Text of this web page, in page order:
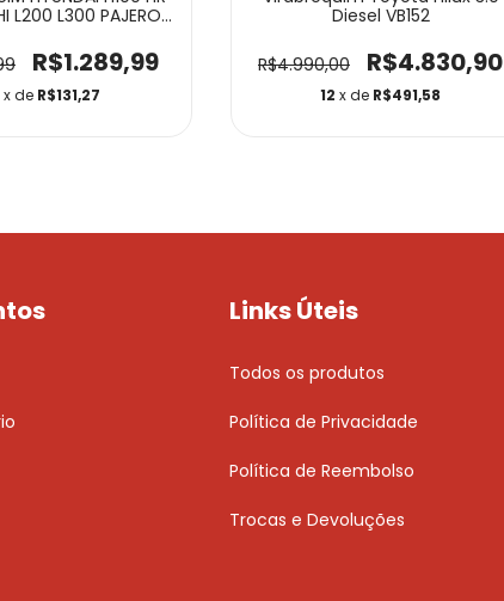
L200 L300 PAJERO
14MM
R$1.289,99
x de R$131,27
Diesel VB152
R$4.990,00 R$4.830,90
12 x de R$491,58
Links Úteis
Todos os produtos
Política de Privacidade
Política de Reembolso
Trocas e Devoluções